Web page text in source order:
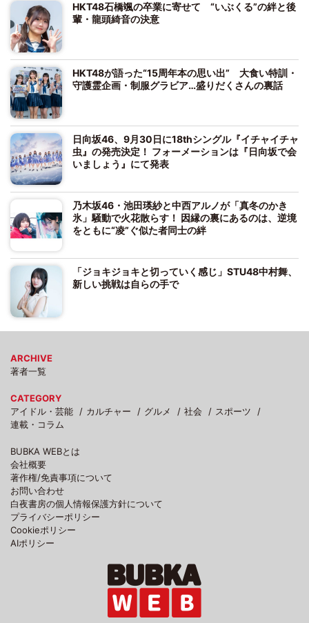
HKT48石橋颯の卒業に寄せて “いぶくる”の絆と後
輩・龍頭綺音の決意
HKT48が語った“15周年本の思い出” 大食い特訓・
守護霊企画・制服グラビア…盛りだくさんの裏話
日向坂46、9月30日に18thシングル『イチャイチャ
虫』の発売決定！ フォーメーションは『日向坂で会
いましょう』にて発表
乃木坂46・池田瑛紗と中西アルノが「真冬のかき
氷」騒動で火花散らす！ 因縁の裏にあるのは、逆境
をともに“凌”ぐ似た者同士の絆
「ジョキジョキと切っていく感じ」STU48中村舞、
新しい挑戦は自らの手で
ARCHIVE
著者一覧
CATEGORY
アイドル・芸能
カルチャー グルメ 社会
スポーツ
連載・コラム
BUBKA WEBとは
会社概要
著作権/免責事項について
お問い合わせ
白夜書房の個人情報保護方針について
プライバシーポリシー
Cookieポリシー
AIポリシー